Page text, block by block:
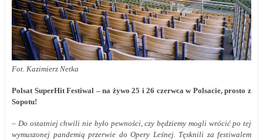
Fot. Kazimierz Netka
Polsat SuperHit Festiwal – na żywo 25 i 26 czerwca w Polsacie, prosto z
Sopotu!
– Do ostatniej chwili nie było pewności, czy będziemy mogli wrócić po tej
wymuszonej pandemią przerwie do Opery Leśnej. Tęsknili za festiwalem